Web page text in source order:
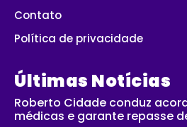
Contato
Política de privacidade
Últimas Notícias
Roberto Cidade conduz
médicas e garante repasse